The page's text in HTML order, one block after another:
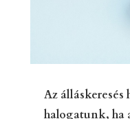
Az álláskeresés
halogatunk, ha